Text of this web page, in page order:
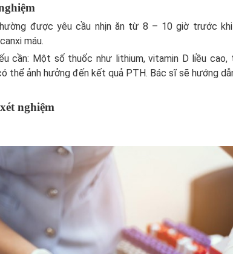
được yêu cầu nhịn ăn từ 8 – 10 giờ trước
máu.
cần: Một số thuốc như lithium, vitamin D liều cao,
thể ảnh hưởng đến kết quả PTH. Bác sĩ sẽ hướng
nghiệm